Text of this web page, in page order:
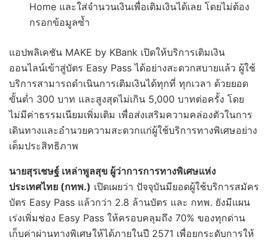
Home และใส่จำนวนเงินเพื่อเติมเงินได้เลย โดยไม่ต้อง
กรอกข้อมูลซ้ำ
แอปพลิเคชัน MAKE by KBank เปิดให้บริการเติมเงิน
ออนไลน์เข้าสู่บัตร Easy Pass ได้อย่างสะดวกสบายแล้ว ผู้ใช้
บริการสามารถดำเนินการเติมเงินได้ทุกที่ ทุกเวลา ด้วยยอด
ขั้นต่ำ 300 บาท และสูงสุดไม่เกิน 5,000 บาทต่อครั้ง โดย
ไม่มีค่าธรรมเนียมเพิ่มเติม เพื่อส่งเสริมความคล่องตัวในการ
เดินทางและอำนวยความสะดวกแก่ผู้ใช้บริการทางพิเศษอย่าง
เต็มประสิทธิภาพ
นายสุรเชษฐ์ เหล่าพูลสุข ผู้ว่าการการทางพิเศษแห่ง
ประเทศไทย (กทพ.) เปิดเผยว่า ปัจจุบันมียอดผู้ใช้บริการสมัคร
บัตร Easy Pass แล้วกว่า 2.8 ล้านบัตร และ กทพ. ยังมีแผน
เร่งเพิ่มช่อง Easy Pass ให้ครอบคลุมถึง 70% ของทุกด่าน
เก็บค่าผ่านทางพิเศษให้ได้ภายในปี 2571 เพื่อยกระดับการให้